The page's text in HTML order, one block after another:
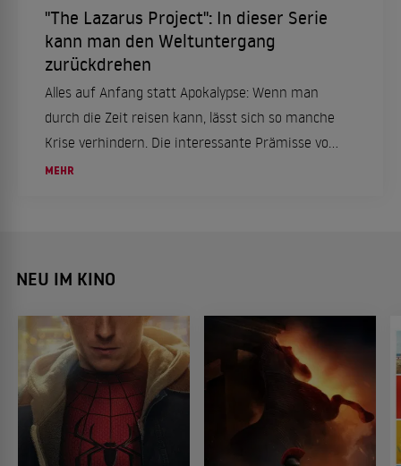
"The Lazarus Project": In dieser Serie
kann man den Weltuntergang
zurückdrehen
Alles auf Anfang statt Apokalypse: Wenn man
durch die Zeit reisen kann, lässt sich so manche
Krise verhindern. Die interessante Prämisse von
"The Lazarus Project" passt perfekt in unsere
MEHR
NEU IM KINO